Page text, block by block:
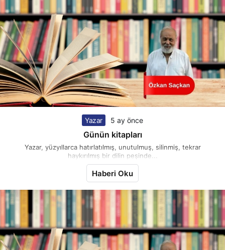
Yazar 5 ay önce
Günün kitapları
Yazar, yüzyıllarca hatırlatılmış, unutulmuş, silinmiş, tekrar
haykırılmış bir dilin peşinde...
Haberi Oku